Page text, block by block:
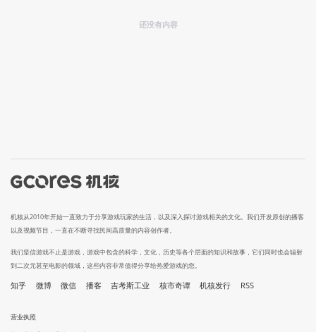
还没有内容
机核从2010年开始一直致力于分享游戏玩家的生活，以及深入探讨游戏相关的文化。我们开发原创的播客
以及视频节目，一直在不断寻找民间高质量的内容创作者。
我们坚信游戏不止是游戏，游戏中包含的科学，文化，历史等各个层面的知识和故事，它们同时也会辐射
到二次元甚至电影的领域，这些内容非常值得分享给热爱游戏的您。
知乎 微博 微信 播客 吉考斯工业 核市奇谭 机核发行 RSS
营业执照